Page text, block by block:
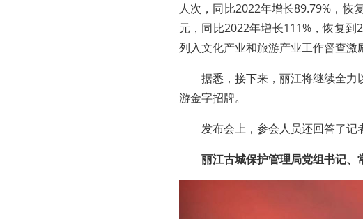
人次，同比2022年增长89.79%，恢
元，同比2022年增长111%，恢复
列入文化产业和旅游产业工作督查激
据悉，接下来，丽江将继续全
游金字招牌。
发布会上，参会人员还回答了记
丽江古城保护管理局党组书记、